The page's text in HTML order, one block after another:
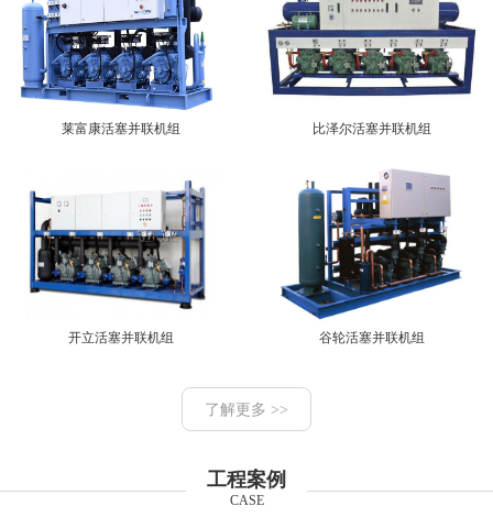
莱富康活塞并联机组 比泽尔活塞并联机组
开立活塞并联机组 谷轮活塞并联机组
了解更多 >>
工程案例
CASE